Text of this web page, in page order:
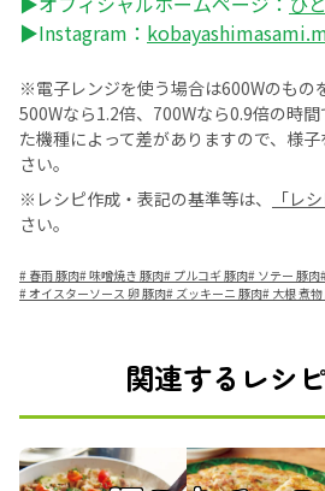
▶Instagram：
※電子レンジを使う場合は600Wのもの
500Wなら1.2倍、700Wなら0.9倍の時
た機種によって差がありますので、様
さい。
※レシピ作成・表記の基準等は、
「レ
さい。
# 春雨 豚肉#味噌焼き 豚肉# プルコギ 豚肉# ソテー 豚肉
#オイスターソース 卵 豚肉# ズッキーニ 豚肉# 大根 煮
関連するレシ